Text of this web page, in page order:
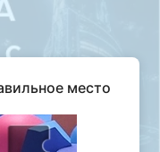
место